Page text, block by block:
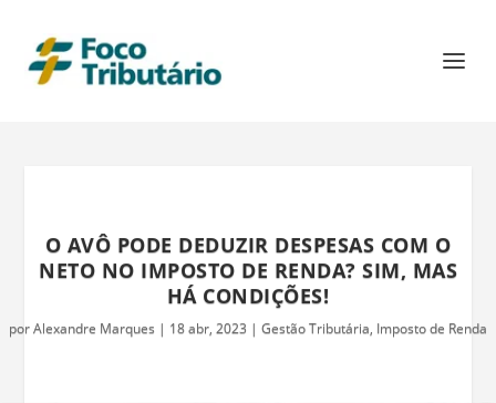
O AVÔ PODE DEDUZIR DESPESAS COM O
NETO NO IMPOSTO DE RENDA? SIM, MAS
HÁ CONDIÇÕES!
porAlexandre Marques | 18 abr, 2023 | Gestão Tributária, Imposto de Renda